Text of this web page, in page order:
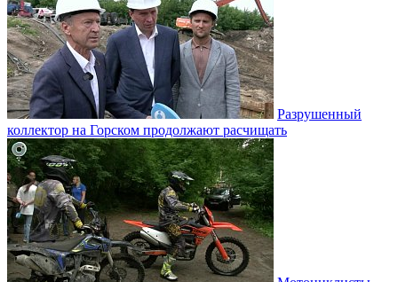
Разрушенный
коллектор на Горском продолжают расчищать